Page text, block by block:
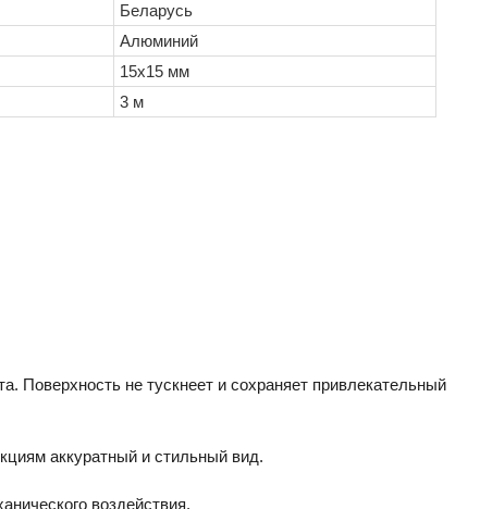
Беларусь
Алюминий
15х15 мм
3 м
Поверхность не тускнеет и сохраняет привлекательный
аккуратный и стильный вид.
воздействия.